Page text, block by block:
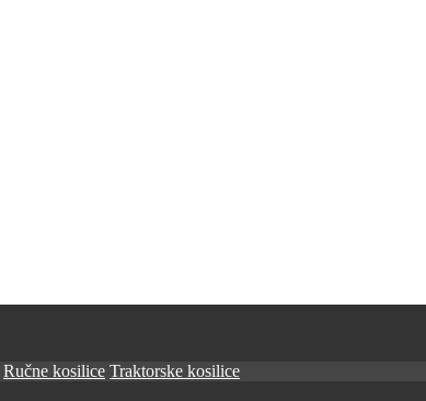
Ručne kosilice Traktorske kosilice